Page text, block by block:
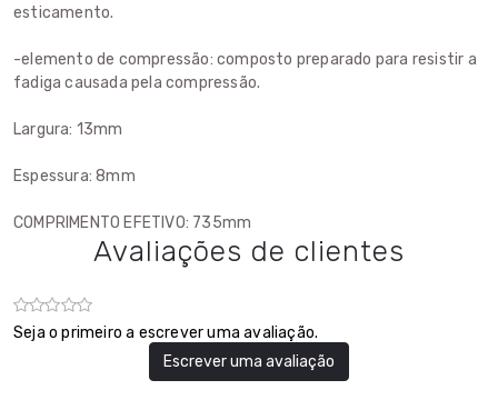
esticamento.
-elemento de compressão: composto preparado para resistir a
fadiga causada pela compressão.
Largura: 13mm
Espessura: 8mm
COMPRIMENTO EFETIVO: 735mm
Avaliações de clientes
Seja o primeiro a escrever uma avaliação.
Escrever uma avaliação